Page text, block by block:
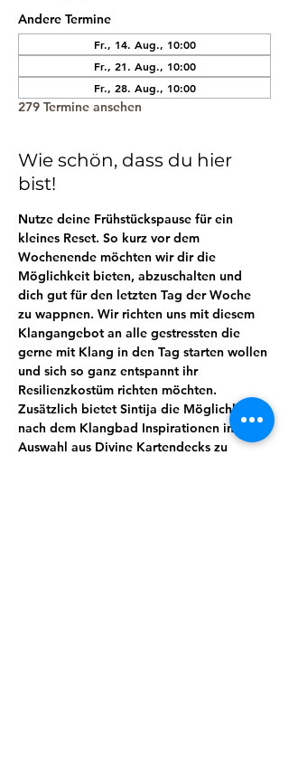
Andere Termine
Fr., 14. Aug., 10:00
Fr., 21. Aug., 10:00
Fr., 28. Aug., 10:00
279 Termine ansehen
Wie schön, dass du hier
bist!
Nutze deine Frühstückspause für ein
kleines Reset. So kurz vor dem
Wochenende möchten wir dir die
Möglichkeit bieten, abzuschalten und
dich gut für den letzten Tag der Woche
zu wappnen. Wir richten uns mit diesem
Klangangebot an alle gestressten die
gerne mit Klang in den Tag starten wollen
und sich so ganz entspannt ihr
Resilienzkostüm richten möchten.
Zusätzlich bietet Sintija die Möglichkeit
nach dem Klangbad Inspirationen in ihrer
Auswahl aus Divine Kartendecks zu